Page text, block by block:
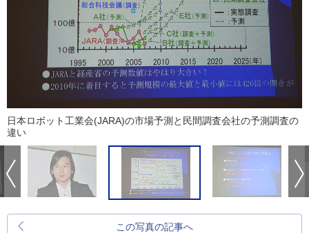
日本ロボット工業会(JARA)の市場予測と民間調査会社の予測調査の
違い
この写真の記事へ